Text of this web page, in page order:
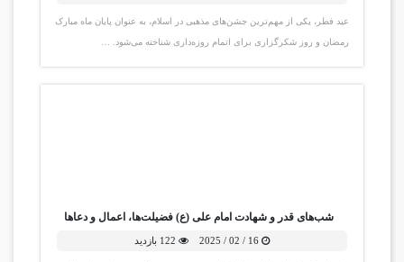
عید فطر، یکی از مهم‌ترین جشن‌های مذهبی در اسلام، به عنوان پایان ماه مبارک
رمضان و روز شکرگزاری برای اتمام روزه‌داری شناخته می‌شود. …
شب‌های قدر و شهادت امام علی (ع) فضیلت‌ها، اعمال و دعاها
16 / 02 / 2025